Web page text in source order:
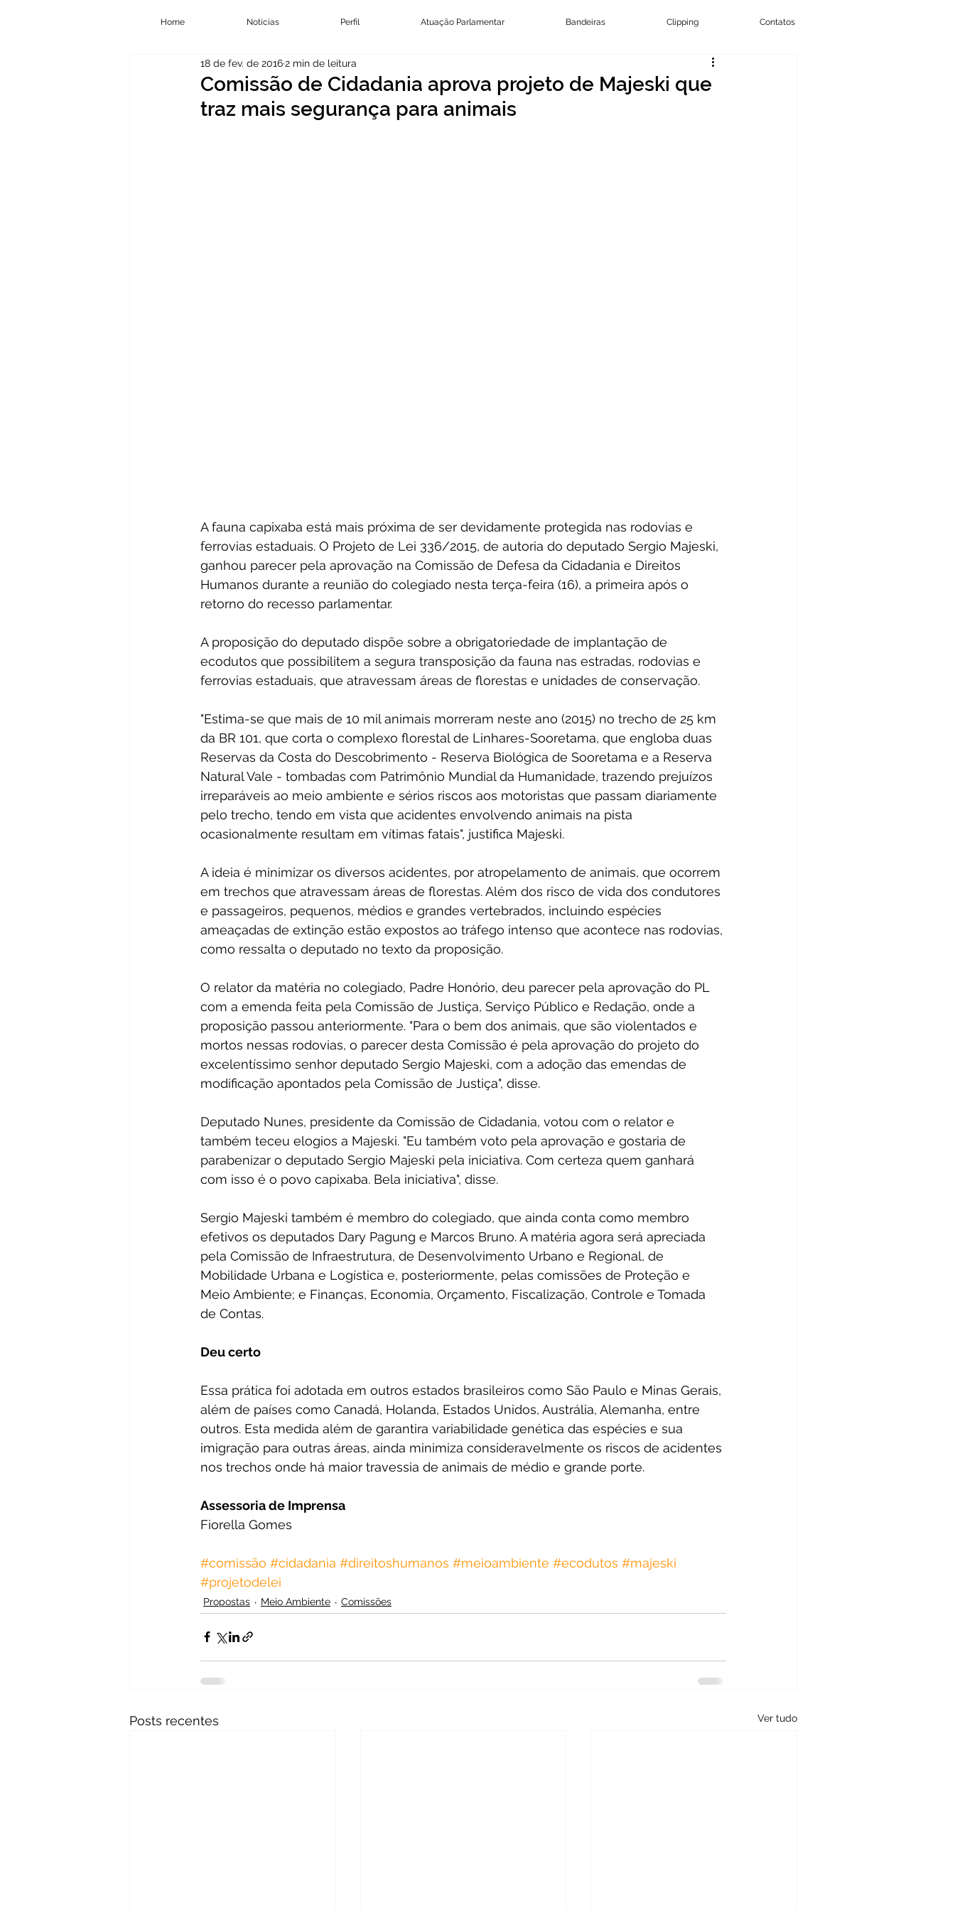
Home Notícias Perfil Atuação Parlamentar Bandeiras Clipping Contatos
Comissão de Cidadania aprova projeto de Majeski que
traz mais segurança para animais
18 de fev. de 20162 min de leitura
A fauna capixaba está mais próxima de ser devidamente protegida nas rodovias e
ferrovias estaduais. O Projeto de Lei 336/2015, de autoria do deputado Sergio Majeski,
ganhou parecer pela aprovação na Comissão de Defesa da Cidadania e Direitos
Humanos durante a reunião do colegiado nesta terça-feira (16), a primeira após o
retorno do recesso parlamentar.
A proposição do deputado dispõe sobre a obrigatoriedade de implantação de
ecodutos que possibilitem a segura transposição da fauna nas estradas, rodovias e
ferrovias estaduais, que atravessam áreas de florestas e unidades de conservação.
"Estima-se que mais de 10 mil animais morreram neste ano (2015) no trecho de 25 km
da BR 101, que corta o complexo florestal de Linhares-Sooretama, que engloba duas
Reservas da Costa do Descobrimento - Reserva Biológica de Sooretama e a Reserva
Natural Vale - tombadas com Patrimônio Mundial da Humanidade, trazendo prejuízos
irreparáveis ao meio ambiente e sérios riscos aos motoristas que passam diariamente
pelo trecho, tendo em vista que acidentes envolvendo animais na pista
ocasionalmente resultam em vítimas fatais", justifica Majeski.
A ideia é minimizar os diversos acidentes, por atropelamento de animais, que ocorrem
em trechos que atravessam áreas de florestas. Além dos risco de vida dos condutores
e passageiros, pequenos, médios e grandes vertebrados, incluindo espécies
ameaçadas de extinção estão expostos ao tráfego intenso que acontece nas rodovias,
como ressalta o deputado no texto da proposição.
O relator da matéria no colegiado, Padre Honório, deu parecer pela aprovação do PL
com a emenda feita pela Comissão de Justiça, Serviço Público e Redação, onde a
proposição passou anteriormente. "Para o bem dos animais, que são violentados e
mortos nessas rodovias, o parecer desta Comissão é pela aprovação do projeto do
excelentíssimo senhor deputado Sergio Majeski, com a adoção das emendas de
modificação apontados pela Comissão de Justiça", disse.
Deputado Nunes, presidente da Comissão de Cidadania, votou com o relator e
também teceu elogios a Majeski. "Eu também voto pela aprovação e gostaria de
parabenizar o deputado Sergio Majeski pela iniciativa. Com certeza quem ganhará
com isso é o povo capixaba. Bela iniciativa", disse.
Sergio Majeski também é membro do colegiado, que ainda conta como membro
efetivos os deputados Dary Pagung e Marcos Bruno. A matéria agora será apreciada
pela Comissão de Infraestrutura, de Desenvolvimento Urbano e Regional, de
Mobilidade Urbana e Logística e, posteriormente, pelas comissões de Proteção e
Meio Ambiente; e Finanças, Economia, Orçamento, Fiscalização, Controle e Tomada
de Contas.
Deu certo
Essa prática foi adotada em outros estados brasileiros como São Paulo e Minas Gerais,
além de países como Canadá, Holanda, Estados Unidos, Austrália, Alemanha, entre
outros. Esta medida além de garantira variabilidade genética das espécies e sua
imigração para outras áreas, ainda minimiza consideravelmente os riscos de acidentes
nos trechos onde há maior travessia de animais de médio e grande porte.
Assessoria de Imprensa
Fiorella Gomes
#comissão #cidadania #direitoshumanos #meioambiente #ecodutos #majeski
#projetodelei
Propostas Meio Ambiente Comissões
Posts recentes Ver tudo